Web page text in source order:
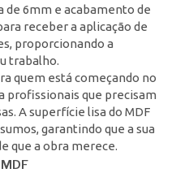
de 6mm e acabamento de
receber a aplicação de
proporcionando a
trabalho.
quem está começando no
profissionais que precisam
A superfície lisa do MDF
garantindo que a sua
que a obra merece.